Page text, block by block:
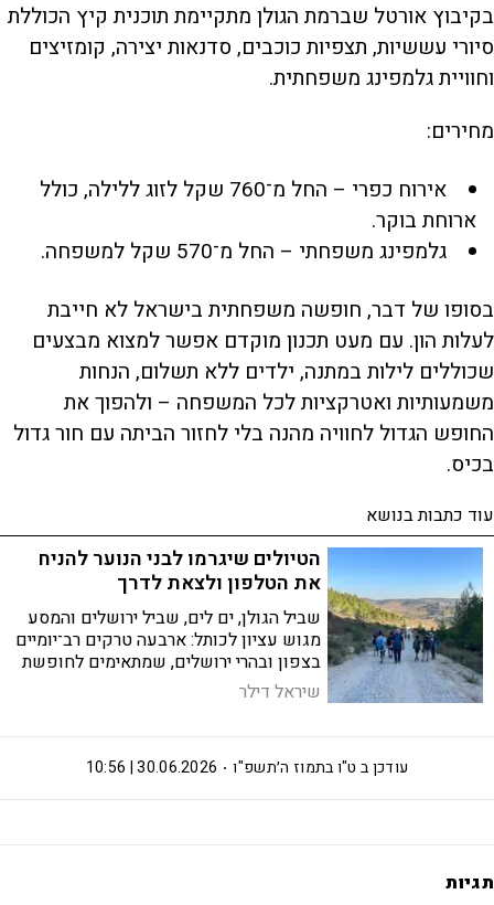
בקיבוץ אורטל שברמת הגולן מתקיימת תוכנית קיץ הכוללת
סיורי עששיות, תצפיות כוכבים, סדנאות יצירה, קומזיצים
וחוויית גלמפינג משפחתית.
מחירים:
אירוח כפרי – החל מ־760 שקל לזוג ללילה, כולל
ארוחת בוקר.
גלמפינג משפחתי – החל מ־570 שקל למשפחה.
בסופו של דבר, חופשה משפחתית בישראל לא חייבת
לעלות הון. עם מעט תכנון מוקדם אפשר למצוא מבצעים
שכוללים לילות במתנה, ילדים ללא תשלום, הנחות
משמעותיות ואטרקציות לכל המשפחה – ולהפוך את
החופש הגדול לחוויה מהנה בלי לחזור הביתה עם חור גדול
בכיס.
עוד כתבות בנושא
הטיולים שיגרמו לבני הנוער להניח
את הטלפון ולצאת לדרך
שביל הגולן, ים לים, שביל ירושלים והמסע
מגוש עציון לכותל: ארבעה טרקים רב־יומיים
בצפון ובהרי ירושלים, שמתאימים לחופשת
הקיץ ומציעים שילוב של טבע, אתגר והרבה
סיפורים לקחת הביתה
שיראל דילר
ט"ו בתמוז ה׳תשפ"ו 30.06.2026 | 10:56 עודכן ב
תגיות